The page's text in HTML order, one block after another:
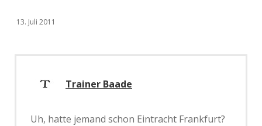
13. Juli 2011
Trainer Baade
Uh, hatte jemand schon Eintracht Frankfurt?